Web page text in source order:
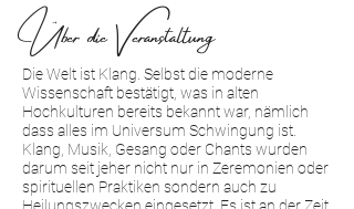
Über die Veranstaltung
Die Welt ist Klang. Selbst die moderne
Wissenschaft bestätigt, was in alten
Hochkulturen bereits bekannt war, nämlich
dass alles im Universum Schwingung ist.
Klang, Musik, Gesang oder Chants wurden
darum seit jeher nicht nur in Zeremonien oder
spirituellen Praktiken sondern auch zu